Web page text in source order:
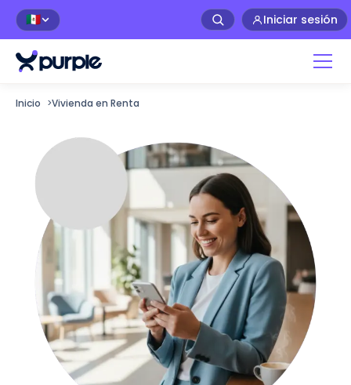
🇲🇽 Iniciar sesión
Inicio >Vivienda en Renta